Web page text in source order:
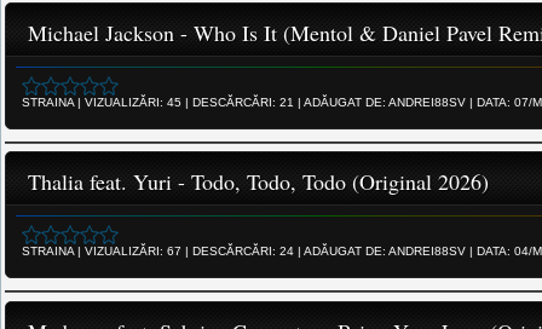
Michael Jackson - Who Is It (Mentol & Daniel Pavel
STRAINA| VIZUALIZĂRI: 45 | DESCĂRCĂRI: 21 | ADĂUGAT DE: ANDREI88SV | DATA: 07/
Thalia feat. Yuri - Todo, Todo, Todo (Original 2026)
STRAINA| VIZUALIZĂRI: 67 | DESCĂRCĂRI: 24 | ADĂUGAT DE: ANDREI88SV | DATA: 04/